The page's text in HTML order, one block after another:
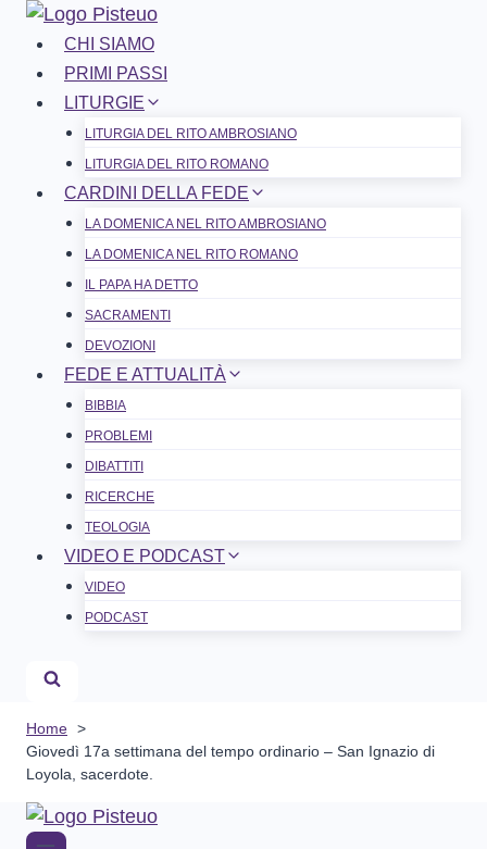
Salta
contenuto
CHI SIAMO
PRIMI PASSI
LITURGIE
LITURGIA DEL RITO AMBROSIANO
LITURGIA DEL RITO ROMANO
CARDINI DELLA FEDE
LA DOMENICA NEL R​​​​​​ITO AMBROSIANO
LA DOMENICA NEL RITO ROMANO
IL PAPA HA DETTO
SACRAMENTI
DEVOZIONI
FEDE E ATTUALITÀ
BIBBIA
PROBLEMI
DIBATTITI
RICERCHE
TEOLOGIA
VIDEO E PODCAST
VIDEO
PODCAST
Home
Giovedì 17a settimana del tempo ordinario – San Ignazio di
Loyola, sacerdote.